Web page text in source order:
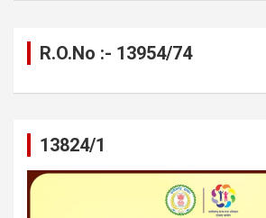
R.O.No :- 13954/74
13824/1